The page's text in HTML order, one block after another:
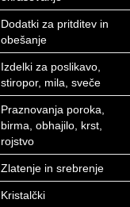
Dodatki za pritditev in
obešanje
Izdelki za poslikavo,
stiropor, mila, sveče
Praznovanja poroka,
birma, obhajilo, krst,
rojstvo
Zlatenje in srebrenje
Kristalčki